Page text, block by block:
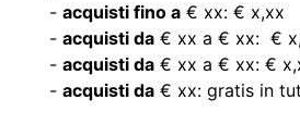
- acquisti fino a € xx: € x,xx
- acquisti da € xx a € xx: €
- acquisti da € xx a € xx: €
- acquisti da € xx: gratis in